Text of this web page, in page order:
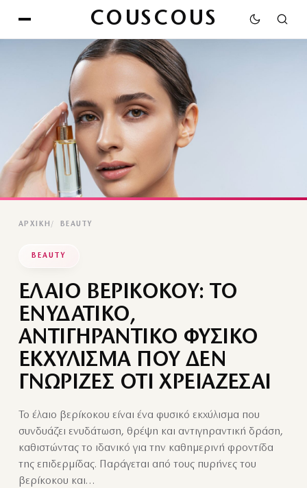
COUSCOUS
ΑΡΧΙΚΉ BEAUTY
BEAUTY
ΕΛΑΙΟ ΒΕΡΙΚΟΚΟΥ: ΤΟ
ΕΝΥΔΑΤΙΚΟ,
ΑΝΤΙΓΗΡΑΝΤΙΚΟ ΦΥΣΙΚΟ
ΕΚΧΥΛΙΣΜΑ ΠΟΥ ΔΕΝ
ΓΝΩΡΙΖΕΣ ΟΤΙ ΧΡΕΙΑΖΕΣΑΙ
Το έλαιο βερίκοκου είναι ένα φυσικό εκχύλισμα που
συνδυάζει ενυδάτωση, θρέψη και αντιγηραντική δράση,
καθιστώντας το ιδανικό για την καθημερινή φροντίδα
της επιδερμίδας. Παράγεται από τους πυρήνες του
βερίκοκου και…